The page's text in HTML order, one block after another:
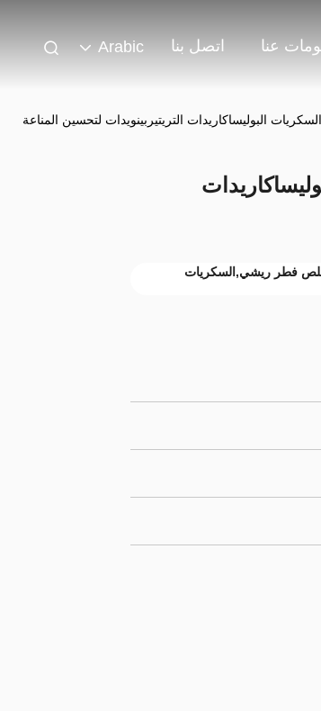
عنا اتصل بنا Arabic
البوليساكاريدات التريتيربينويدات لتحسين المناعة
فطر ريشي,السكريات